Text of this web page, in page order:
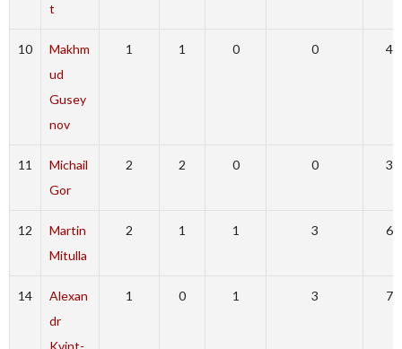
t
10
Makhm
ud
Gusey
nov
1 1 0 0 4
11
Michail
Gor
2 2 0 0 3
12
Martin
Mitulla
2 1 1 3 6
14
Alexan
dr
Kvint-
1 0 1 3 7